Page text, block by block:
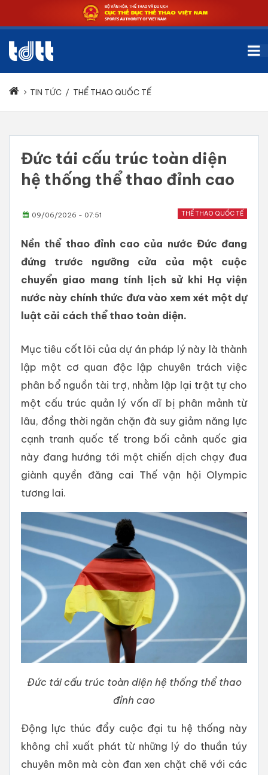
TIN TỨC / THỂ THAO QUỐC TẾ
Đức tái cấu trúc toàn diện
hệ thống thể thao đỉnh cao
THỂ THAO QUỐC TẾ
09/06/2026 - 07:51
Nền thể thao đỉnh cao của nước Đức đang
đứng trước ngưỡng cửa của một cuộc
chuyển giao mang tính lịch sử khi Hạ viện
nước này chính thức đưa vào xem xét một dự
luật cải cách thể thao toàn diện.
Mục tiêu cốt lõi của dự án pháp lý này là thành
lập một cơ quan độc lập chuyên trách việc
phân bổ nguồn tài trợ, nhằm lập lại trật tự cho
một cấu trúc quản lý vốn dĩ bị phân mảnh từ
lâu, đồng thời ngăn chặn đà suy giảm năng lực
cạnh tranh quốc tế trong bối cảnh quốc gia
này đang hướng tới một chiến dịch chạy đua
giành quyền đăng cai Thế vận hội Olympic
tương lai.
Đức tái cấu trúc toàn diện hệ thống thể thao
đỉnh cao
Động lực thúc đẩy cuộc đại tu hệ thống này
không chỉ xuất phát từ những lý do thuần túy
chuyên môn mà còn đan xen chặt chẽ với các